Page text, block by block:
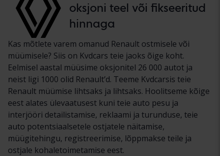
oksjoni teel või fikseeritud
hinnaga
Kas mõtlete varem omanud Renault ostmisele või
müümisele? Siis on Kvdcars teie jaoks õige koht.
Eelmisel aastal müüsime oksjonitel 26 000 autot ja
neist ligi 1000 olid Renault’d. Teeme Kvdcarsis teie
Renault müümise lihtsaks ja lihtsaks. Hoolitseme kõige
eest alates ülevaatusest kuni teie auto pesu ja
interjööri detailistamise, reklaami ja turunduse, teie
auto potentsiaalsetele ostjatele näitamise,
müügitehingu, registreerimise, lõppmakse teile ja
ostjale kohaletoimetamise eest.